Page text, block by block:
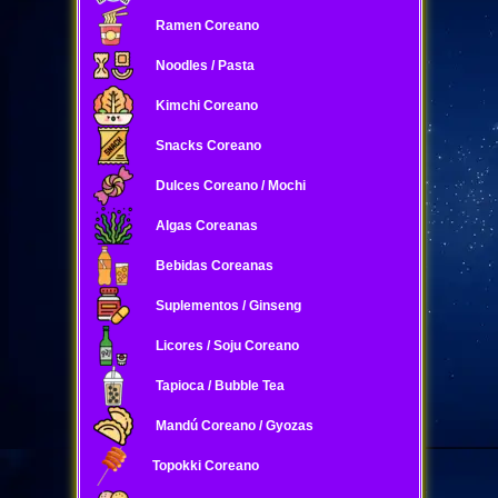
Ramen Coreano
Noodles / Pasta
Kimchi Coreano
Snacks Coreano
Dulces Coreano / Mochi
Algas Coreanas
Bebidas Coreanas
Suplementos / Ginseng
Licores / Soju Coreano
Tapioca / Bubble Tea
Mandú Coreano / Gyozas
Topokki Coreano